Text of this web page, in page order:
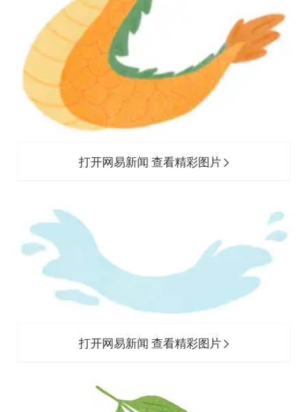
打开网易新闻 查看精彩图片
打开网易新闻 查看精彩图片